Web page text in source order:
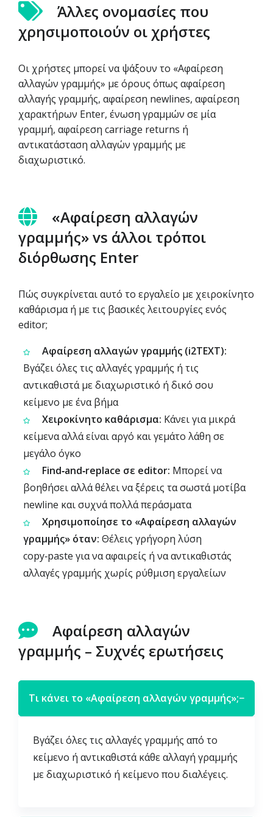
Άλλες ονομασίες που
χρησιμοποιούν οι χρήστες
Οι χρήστες μπορεί να ψάξουν το «Αφαίρεση
αλλαγών γραμμής» με όρους όπως αφαίρεση
αλλαγής γραμμής, αφαίρεση newlines, αφαίρεση
χαρακτήρων Enter, ένωση γραμμών σε μία
γραμμή, αφαίρεση carriage returns ή
αντικατάσταση αλλαγών γραμμής με
διαχωριστικό.
«Αφαίρεση αλλαγών
γραμμής» vs άλλοι τρόποι
διόρθωσης Enter
Πώς συγκρίνεται αυτό το εργαλείο με χειροκίνητο
καθάρισμα ή με τις βασικές λειτουργίες ενός
editor;
Αφαίρεση αλλαγών γραμμής (i2TEXT):
Βγάζει όλες τις αλλαγές γραμμής ή τις
αντικαθιστά με διαχωριστικό ή δικό σου
κείμενο με ένα βήμα
Χειροκίνητο καθάρισμα: Κάνει για μικρά
κείμενα αλλά είναι αργό και γεμάτο λάθη σε
μεγάλο όγκο
Find‑and‑replace σε editor: Μπορεί να
βοηθήσει αλλά θέλει να ξέρεις τα σωστά μοτίβα
newline και συχνά πολλά περάσματα
Χρησιμοποίησε το «Αφαίρεση αλλαγών
γραμμής» όταν: Θέλεις γρήγορη λύση
copy‑paste για να αφαιρείς ή να αντικαθιστάς
αλλαγές γραμμής χωρίς ρύθμιση εργαλείων
Αφαίρεση αλλαγών
γραμμής – Συχνές ερωτήσεις
Τι κάνει το «Αφαίρεση αλλαγών γραμμής»;−
Βγάζει όλες τις αλλαγές γραμμής από το
κείμενο ή αντικαθιστά κάθε αλλαγή γραμμής
με διαχωριστικό ή κείμενο που διαλέγεις.